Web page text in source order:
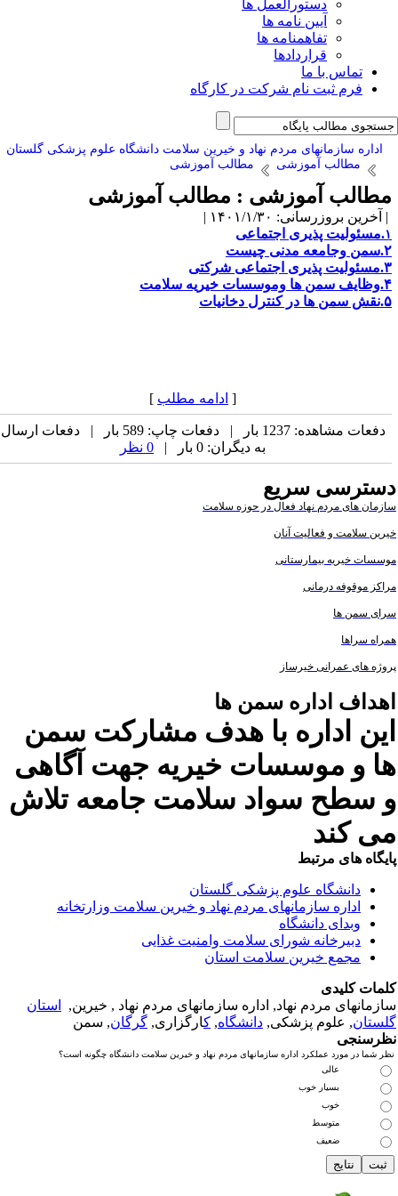
دستورالعمل ها
آیین نامه ها
تفاهمنامه ها
قراردادها
تماس با ما
فرم ثبت نام شرکت در کارگاه
اداره سازمانهای مردم نهاد و خیرین سلامت دانشگاه علوم پزشکی گلستان
مطالب آموزشی
مطالب آموزشی
آموزشی : مطالب آموزشی
بروزرسانی: ۱۴۰۱/۱/۳۰ |
.مسئولیت پذیری اجتماعی
مسئولیت پذیری اجتماعی شرکتی
ادامه مطلب]
دفعات مشاهده: 1237 بار | دفعات چاپ: 589 بار | دفعات ارسال
به دیگران: 0 بار |
سریع
های مردم نهاد فعال در حوزه سلامت
سلامت و فعالیت آنان
خیریه بیمارستانی
موقوفه درمانی
سمن ها
سراها
های عمرانی خیرساز
اداره سمن ها
اداره با هدف مشارکت سمن
و موسسات خیریه جهت آگاهی
سطح سواد سلامت جامعه تلاش
کند
های مرتبط
دانشگاه علوم پزشکی گلستان
اداره سازمانهای مردم نهاد و خیرین سلامت وزارتخانه
وبدای دانشگاه
دبیرخانه شورای سلامت وامنیت غذایی
مجمع خیرین سلامت استان
کلیدی
مردم نهاد, اداره سازمانهای مردم نهاد , خیرین,استان
, علوم پزشکی, دانشگاه,ک ارگزاری,گرگان, سمن
شما در مورد عملکرد اداره سازمانهای مردم نهاد و خیرین سلامت دانشگاه چگونه است؟
عالی
بسیار خوب
خوب
متوسط
ضعیف